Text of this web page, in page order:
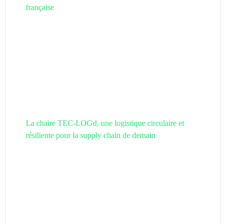
française
La chaire TEC-LOGd, une logistique circulaire et
résiliente pour la supply chain de demain